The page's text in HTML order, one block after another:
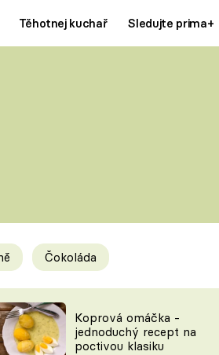
Těhotnej kuchař Sledujte prima+
Prima LAJK
Sledujte nás
Čokoláda
Koprová omáčka -
jednoduchý recept na
poctivou klasiku